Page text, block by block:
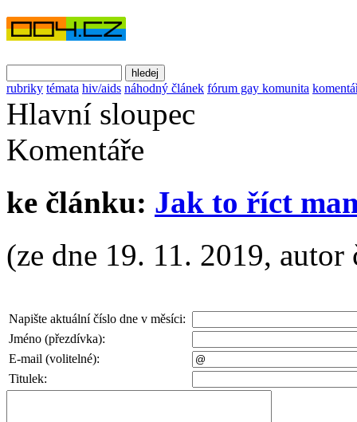
rubriky témata hiv/aids náhodný článek fórum gay komunita
Hlavní sloupec
Komentáře
ke článku: Jak to říct
(ze dne 19. 11. 2019,
Napište aktuální číslo dne v měsíci:
Jméno (přezdívka):
E-mail (volitelné):
Titulek: